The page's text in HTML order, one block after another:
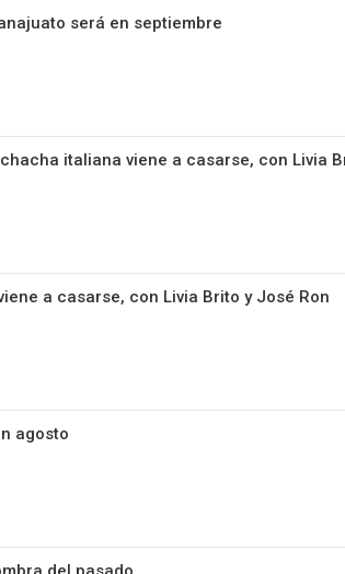
será en septiembre
italiana viene a casarse, con Livia
a casarse, con Livia Brito y José Ron
agosto